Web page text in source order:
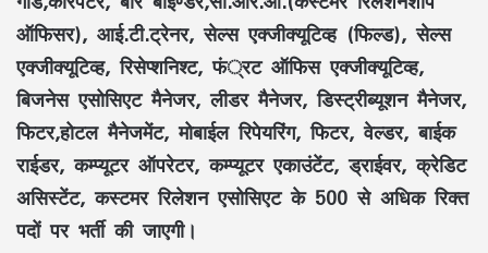
ऑफिसर), आई.टी.ट्रेनर, सेल्स एक्जीक्यूटिव्ह (फिल्ड), सेल्स
एक्जीक्यूटिव्ह, रिसेप्शनिश्ट, फं्रट ऑफिस एक्जीक्यूटिव्ह,
बिजनेस एसोसिएट मैनेजर, लीडर मैनेजर, डिस्ट्रीब्यूशन मैनेजर,
फिटर,होटल मैनेजमेंट, मोबाईल रिपेयरिंग, फिटर, वेल्डर, बाईक
राईडर, कम्प्यूटर ऑपरेटर, कम्प्यूटर एकाउंटेंट, ड्राईवर, क्रेडिट
असिस्टेंट, कस्टमर रिलेशन एसोसिएट के 500 से अधिक रिक्त
पदों पर भर्ती की जाएगी।